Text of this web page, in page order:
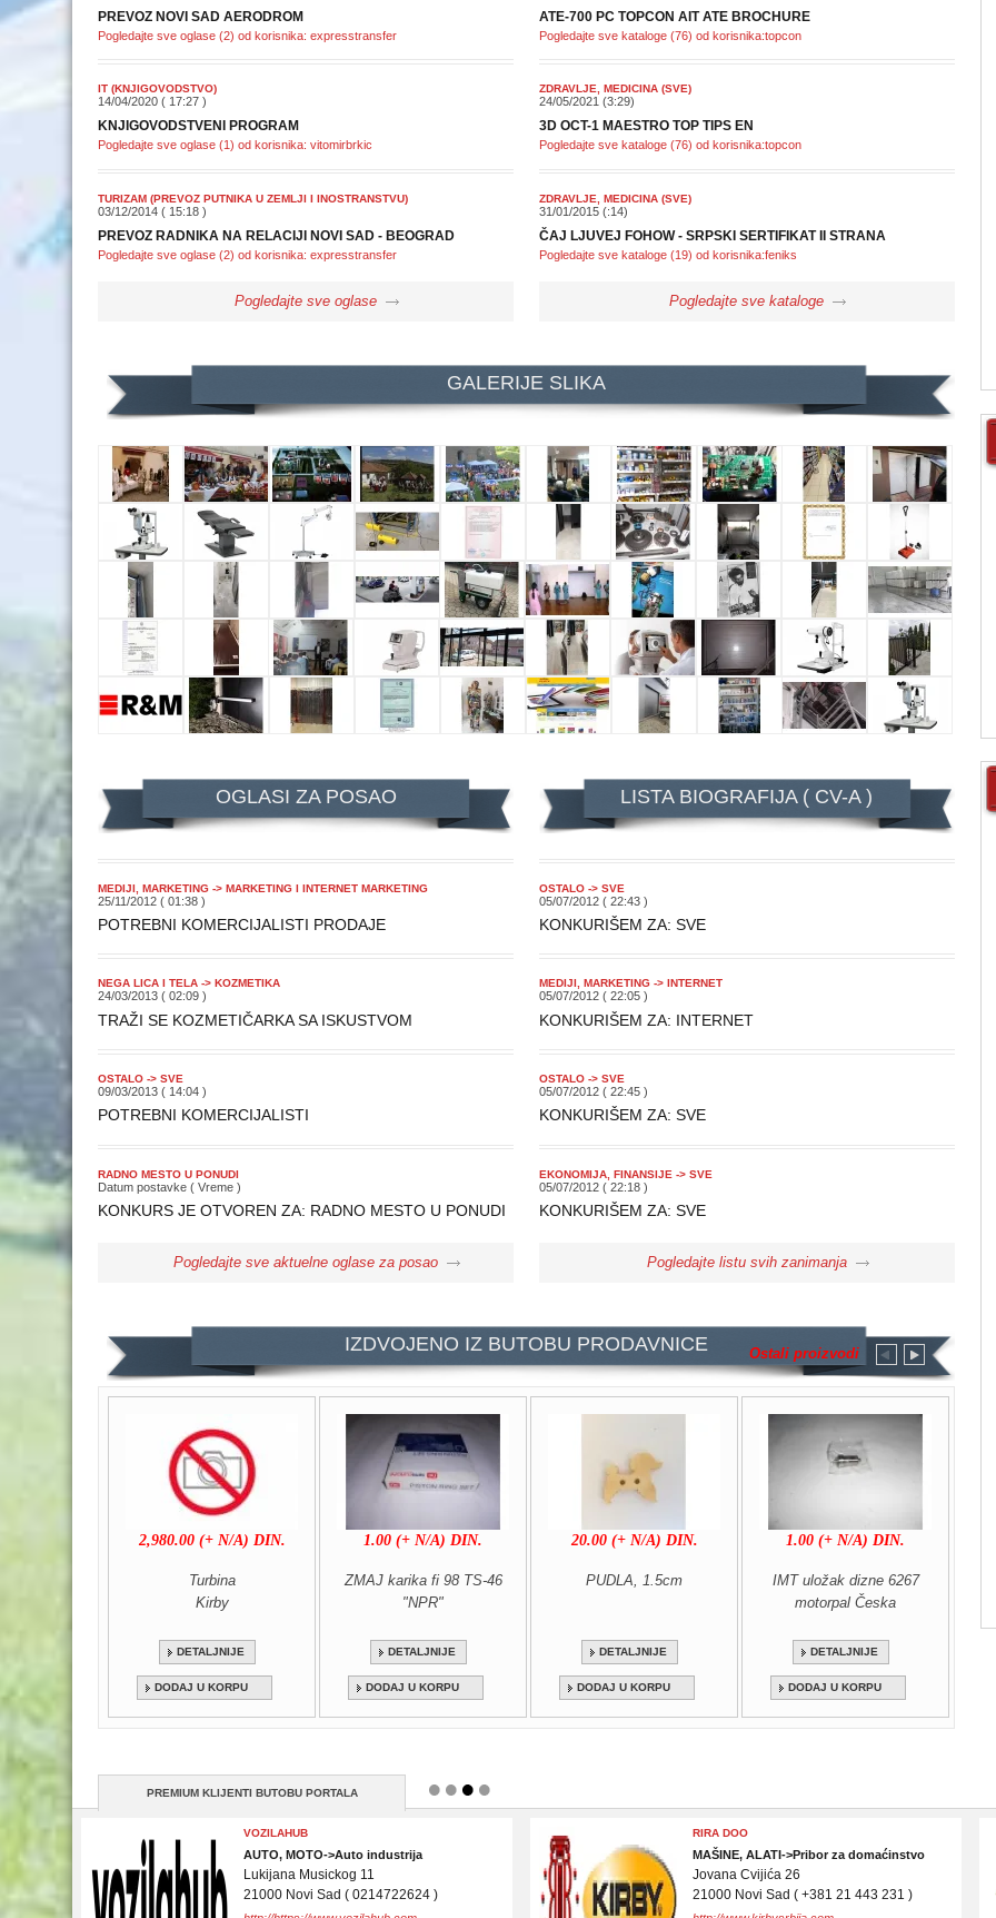
PREVOZ NOVI SAD AERODROM
Pogledajte sve oglase (2) od korisnika: expresstransfer
IT (KNJIGOVODSTVO)
14/04/2020 ( 17:27 )
KNJIGOVODSTVENI PROGRAM
Pogledajte sve oglase (1) od korisnika: vitomirbrkic
TURIZAM (PREVOZ PUTNIKA U ZEMLJI I INOSTRANSTVU)
03/12/2014 ( 15:18 )
PREVOZ RADNIKA NA RELACIJI NOVI SAD - BEOGRAD
Pogledajte sve oglase (2) od korisnika: expresstransfer
Pogledajte sve oglase
ATE-700 PC TOPCON AIT ATE BROCHURE
Pogledajte sve kataloge (76) od korisnika:topcon
ZDRAVLJE, MEDICINA (SVE)
24/05/2021 (3:29)
3D OCT-1 MAESTRO TOP TIPS EN
Pogledajte sve kataloge (76) od korisnika:topcon
ZDRAVLJE, MEDICINA (SVE)
31/01/2015 (:14)
ČAJ LJUVEJ FOHOW - SRPSKI SERTIFIKAT II STRANA
Pogledajte sve kataloge (19) od korisnika:feniks
Pogledajte sve kataloge
GALERIJE SLIKA
OGLASI ZA POSAO
MEDIJI, MARKETING -> MARKETING I INTERNET MARKETING
25/11/2012 ( 01:38 )
POTREBNI KOMERCIJALISTI PRODAJE
NEGA LICA I TELA -> KOZMETIKA
24/03/2013 ( 02:09 )
TRAŽI SE KOZMETIČARKA SA ISKUSTVOM
OSTALO -> SVE
09/03/2013 ( 14:04 )
POTREBNI KOMERCIJALISTI
RADNO MESTO U PONUDI
Datum postavke ( Vreme )
KONKURS JE OTVOREN ZA: RADNO MESTO U PONUDI
Pogledajte sve aktuelne oglase za posao
LISTA BIOGRAFIJA ( CV-A )
OSTALO -> SVE
05/07/2012 ( 22:43 )
KONKURIŠEM ZA: SVE
MEDIJI, MARKETING -> INTERNET
05/07/2012 ( 22:05 )
KONKURIŠEM ZA: INTERNET
OSTALO -> SVE
05/07/2012 ( 22:45 )
KONKURIŠEM ZA: SVE
EKONOMIJA, FINANSIJE -> SVE
05/07/2012 ( 22:18 )
KONKURIŠEM ZA: SVE
Pogledajte listu svih zanimanja
IZDVOJENO IZ BUTOBU PRODAVNICE
2,980.00 (+ N/A) DIN.
Turbina
Kirby
DETALJNIJE
DODAJ U KORPU
1.00 (+ N/A) DIN.
ZMAJ karika fi 98 TS-46
"NPR"
DETALJNIJE
DODAJ U KORPU
20.00 (+ N/A) DIN.
PUDLA, 1.5cm
DETALJNIJE
DODAJ U KORPU
1.00 (+ N/A) DIN.
IMT uložak dizne 6267
motorpal Česka
DETALJNIJE
DODAJ U KORPU
Ostali proizvodi
PREMIUM KLIJENTI BUTOBU PORTALA
PEPELJUGA CLEAN
OSTALO->Čišćenje
Novi Sad
21000 Novi Sad ( 064 336 3064 )
ORDOMO - APLIKACIJA ZA ZAKAZIVANJE
IT->Informacioni sistemi
Lukijana Mušickog 11
21000 Novi Sad ( N/A )